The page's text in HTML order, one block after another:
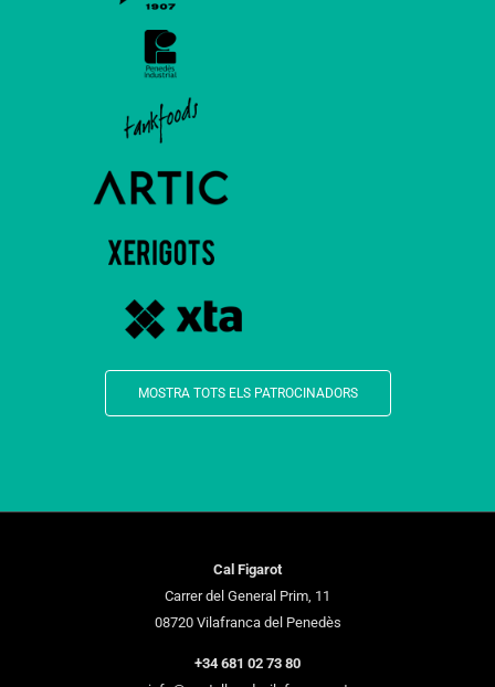
MOSTRA TOTS ELS PATROCINADORS
Cal Figarot
Carrer del General Prim, 11
08720 Vilafranca del Penedès
+34 681 02 73 80